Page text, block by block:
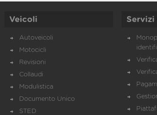
Veicoli
Autoveicoli
Motocicli
Revisioni
Collaudi
Modulistica
Documento Unico
STED
Servizi